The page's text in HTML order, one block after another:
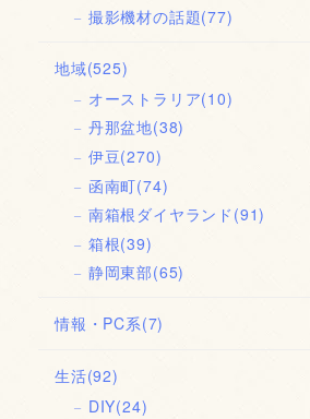
撮影機材の話題(77)
地域(525)
オーストラリア(10)
丹那盆地(38)
伊豆(270)
函南町(74)
南箱根ダイヤランド (91)
箱根(39)
静岡東部(65)
情報・PC系(7)
生活(92)
DIY(24)